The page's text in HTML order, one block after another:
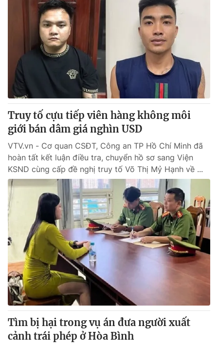
VTV Money VTV Thể thao
VTV Sức khoẻ Bất động sản
Thị trường 24h Tấm lòng Việt
VTV4 Vươn mình bằng AI
VTV9 VTV8
Liên hệ tòa soạn English
THỜI BÁO VTV
Theo dõi báo trên
Cơ quan chủ quản:Đài Truyền hình Việt Nam
Cơ quan báo chí:Thời báo VTV
Giấy phép hoạt động báo in và báo điện tử số 483/GP-BTTTT
Tổng Biên tập:Vũ Thanh Thủy
Phó Tổng Biên tập:Nguyễn Thị Mỹ Hạnh, Phạm Quốc Thắng,
Truy tố cựu tiếp viên hàng không môi
giới bán dâm giá nghìn USD
VTV.vn - Cơ quan CSĐT, Công an TP Hồ Chí Minh đã
hoàn tất kết luận điều tra, chuyển hồ sơ sang Viện
KSND cùng cấp đề nghị truy tố Võ Thị Mỷ Hạnh về ...
Tìm bị hại trong vụ án đưa người xuất
cảnh trái phép ở Hòa Bình